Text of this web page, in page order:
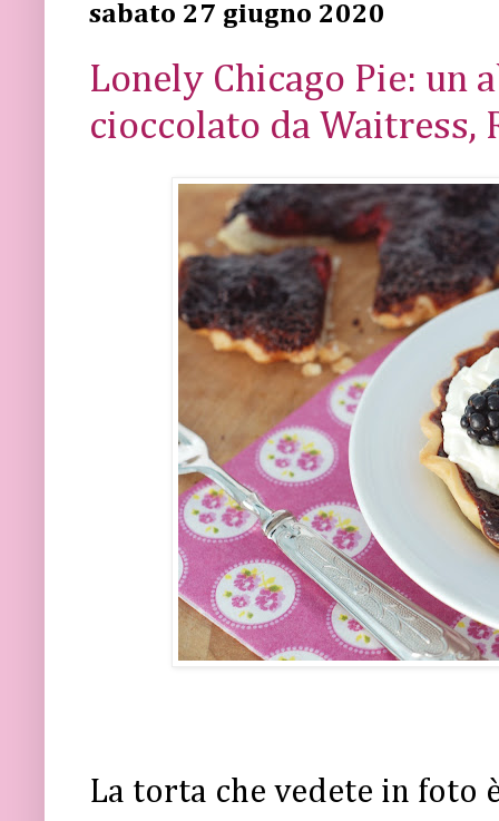
sabato 27 giugno 2020
Lonely Chicago Pie: un
cioccolato da Waitress,
La torta che vedete in foto